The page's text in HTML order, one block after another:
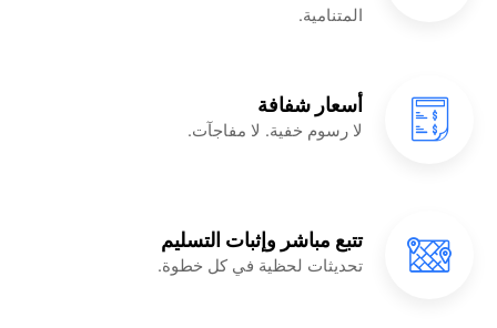
المتنامية.
أسعار شفافة
لا رسوم خفية. لا مفاجآت.
تتبع مباشر وإثبات التسليم
تحديثات لحظية في كل خطوة.